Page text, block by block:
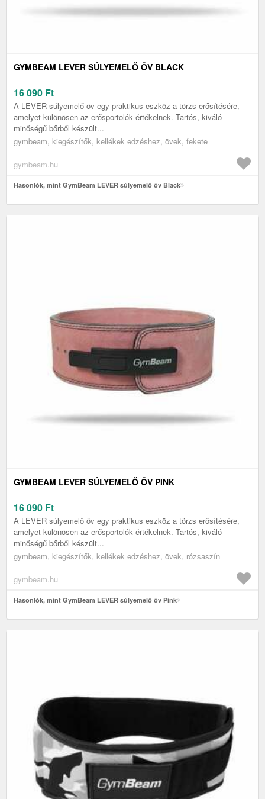
GYMBEAM LEVER SÚLYEMELŐ ÖV BLACK
16 090 Ft
A LEVER súlyemelő öv egy praktikus eszköz a törzs erősítésére,
amelyet különösen az erősportolók értékelnek. Tartós, kiváló
minőségű bőrből készült...
gymbeam, kiegészítők, kellékek edzéshez, övek, fekete
gymbeam.hu
Hasonlók, mint GymBeam LEVER súlyemelő öv Black
GYMBEAM LEVER SÚLYEMELŐ ÖV PINK
16 090 Ft
A LEVER súlyemelő öv egy praktikus eszköz a törzs erősítésére,
amelyet különösen az erősportolók értékelnek. Tartós, kiváló
minőségű bőrből készült...
gymbeam, kiegészítők, kellékek edzéshez, övek, rózsaszín
gymbeam.hu
Hasonlók, mint GymBeam LEVER súlyemelő öv Pink